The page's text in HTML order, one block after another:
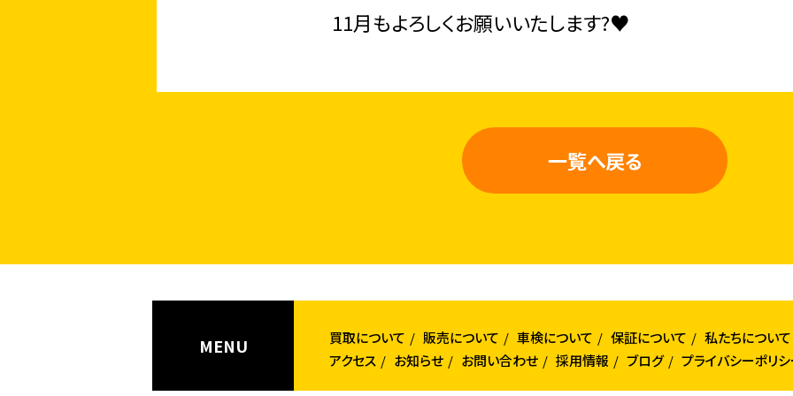
11月もよろしくお願いいたします?♥
一覧へ戻る
MENU 買取について 販売について 車検について 保証について
私たちについて
アクセス
お知らせ お問い合わせ 採用情報 ブログ プライバシーポリ